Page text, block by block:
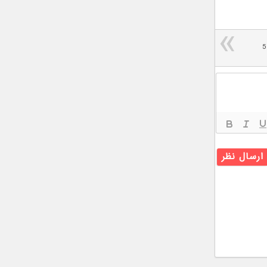
اسناد FCC از شارژر 18 واتی اکسپریا 5